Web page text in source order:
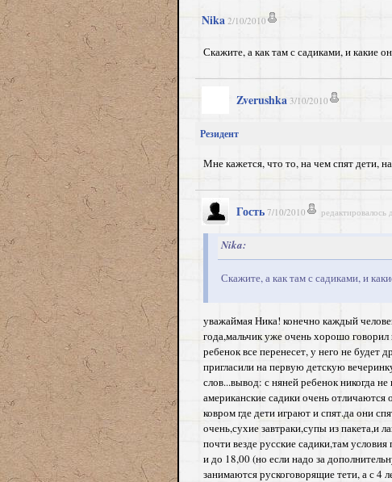
Nika 2/10/2010
Скажите, а как там с садиками, и какие
Zverushka 3/10/2010
Резидент
Мне кажется, что то, на чем спят дети,
Гость 7/10/2010
Nika:
Скажите, а как там с садиками, и
уважаймая Ника! конечно каждый
года,мальчик уже очень хорошо
ребенок все перенесет, у него не будет
пригласили на первую детскую
слов...вывод: с няней ребенок никогда
американские садики очень отличаются
ковром где дети играют и спят.да они
очень,сухие завтраки,супы из пакета,и
почти везде русские садики,там
и до 18,00 (но если надо за
занимаются рускоговорящие тети, а с 4